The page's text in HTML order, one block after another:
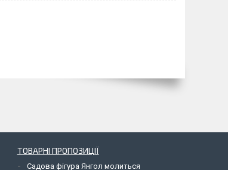
ТОВАРНІ ПРОПОЗИЦІЇ
Садова фігура Янгол молиться